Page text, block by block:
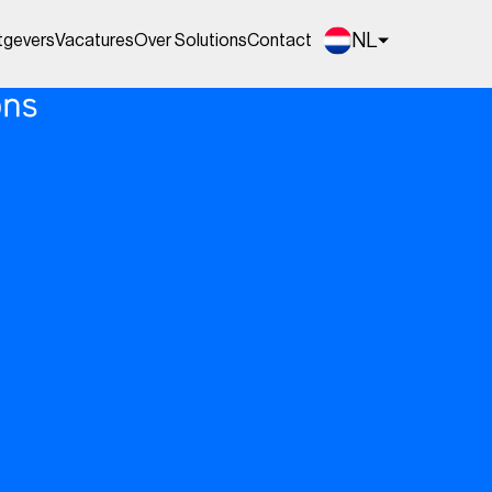
VacaturesOver SolutionsContact NL